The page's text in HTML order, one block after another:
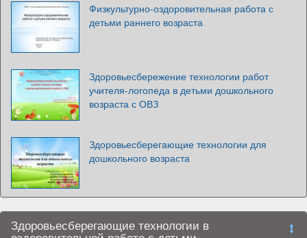
Физкультурно-оздоровительная работа с
детьми раннего возраста
Здоровьесбережение технологии работ
учителя-логопеда в детьми дошкольного
возраста с ОВЗ
Здоровьесберегающие технологии для
дошкольного возраста
Здоровьесберегающие технологии в